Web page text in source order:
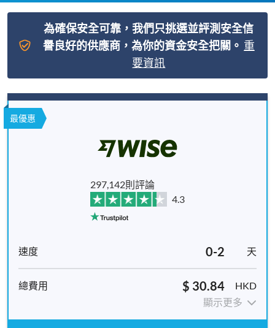
為確保安全可靠，我們只挑選並評測安全信
譽良好的供應商，為你的資金安全把關。 重
要資訊
最優惠
297,142則評論
4.3
0-2 天
$ 30.84
HKD
顯示更多